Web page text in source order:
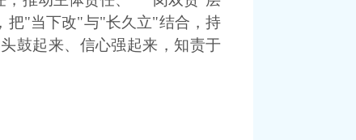
把"当下改"与"长久立"结合，持
鼓起来、信心强起来，知责于